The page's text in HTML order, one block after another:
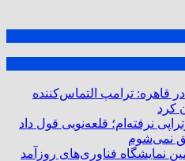
قاهره: ترامپ التماس‌کننده
کرد
نرفته‌ام؛ قلعه‌نویی قول داد
نمی‌شوم
نمایشگاه فناوری‌های روزآمد